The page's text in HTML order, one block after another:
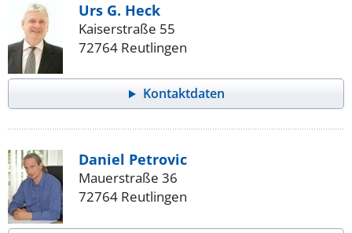
Urs G. Heck
Kaiserstraße 55
72764 Reutlingen
Kontaktdaten
Daniel Petrovic
Mauerstraße 36
72764 Reutlingen